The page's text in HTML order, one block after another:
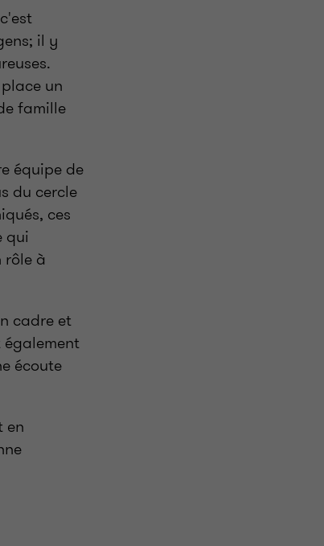
il y
un
famille
équipe de
du cercle
ces
qui
à
cadre et
également
écoute
en